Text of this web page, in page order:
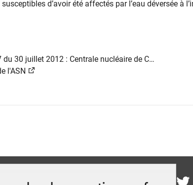
d’avoir été affectés par l’eau déversée à
30 juillet 2012 : Centrale nucléaire de C…
l'ASN
Suivez-nous